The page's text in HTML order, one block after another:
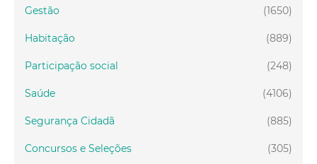
(1650)
Gestão
(889)
Habitação
(248)
Participação social
(4106)
Saúde
(885)
Segurança Cidadã
(305)
Concursos e Seleções